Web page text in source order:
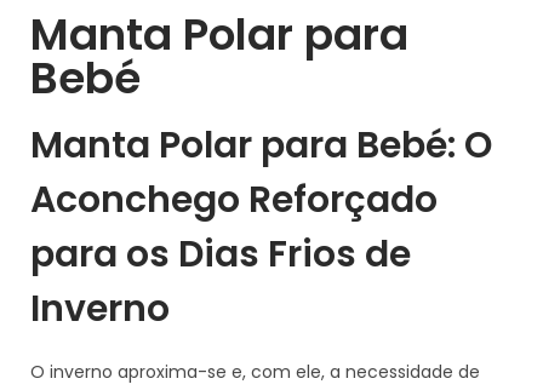
e
A
s
o
t
i
Manta Polar para
Bebé
Manta Polar para Bebé: O
Aconchego Reforçado
para os Dias Frios de
Inverno
O inverno aproxima-se e, com ele, a necessidade de